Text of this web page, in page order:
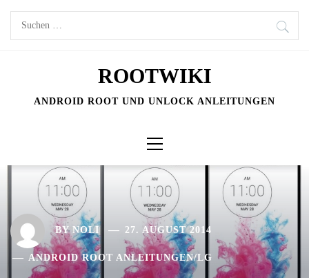
Skip
Suchen
nach:
ROOTWIKI
ANDROID ROOT UND UNLOCK ANLEITUNGEN
Menu
BY NOLI 27. AUGUST 2014
ANDROID ROOT ANLEITUNGEN/LG